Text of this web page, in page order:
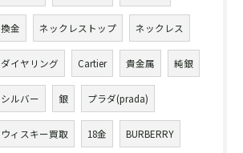
換金 ネックレストップ ネックレス
ダイヤリング Cartier 貴金属 純銀
シルバー 銀 プラダ(prada)
ウィスキー買取 18金 BURBERRY